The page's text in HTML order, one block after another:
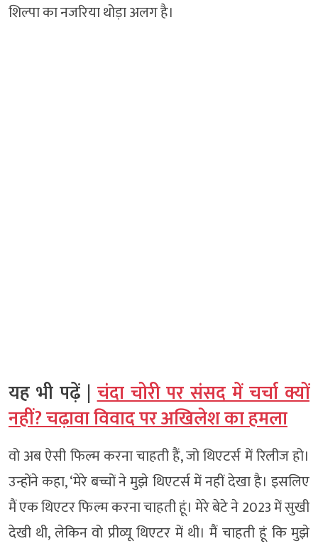
शिल्पा का नजरिया थोड़ा अलग है।
यह भी पढ़ें |चंदा चोरी पर संसद में चर्चा क्यों
नहीं? चढ़ावा विवाद पर अखिलेश का हमला
वो अब ऐसी फिल्म करना चाहती हैं, जो थिएटर्स में रिलीज हो।
उन्होंने कहा, ‘मेरे बच्चों ने मुझे थिएटर्स में नहीं देखा है। इसलिए
मैं एक थिएटर फिल्म करना चाहती हूं। मेरे बेटे ने 2023 में सुखी
देखी थी, लेकिन वो प्रीव्यू थिएटर में थी। मैं चाहती हूं कि मुझे